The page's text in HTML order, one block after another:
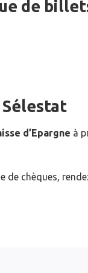
de
Sélestat
d’Epargne à
de chèques,